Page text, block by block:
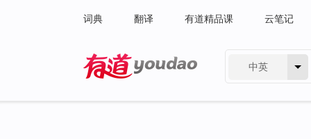
词典 翻译 有道精品课 云笔记
中英